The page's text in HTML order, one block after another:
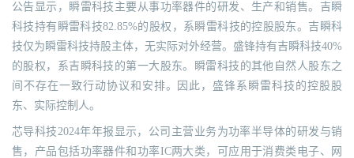
公告显示，瞬雷科技主要从事功率器件的研发、生产和销售。吉瞬
科技持有瞬雷科技82.85%的股权，系瞬雷科技的控股股东。吉瞬科
技仅为瞬雷科技持股主体，无实际对外经营。盛锋持有吉瞬科技40%
的股权，系吉瞬科技的第一大股东。瞬雷科技的其他自然人股东之
间不存在一致行动协议和安排。因此，盛锋系瞬雷科技的控股股
东、实际控制人。
芯导科技2024年年报显示，公司主营业务为功率半导体的研发与销
售，产品包括功率器件和功率IC两大类，可应用于消费类电子、网